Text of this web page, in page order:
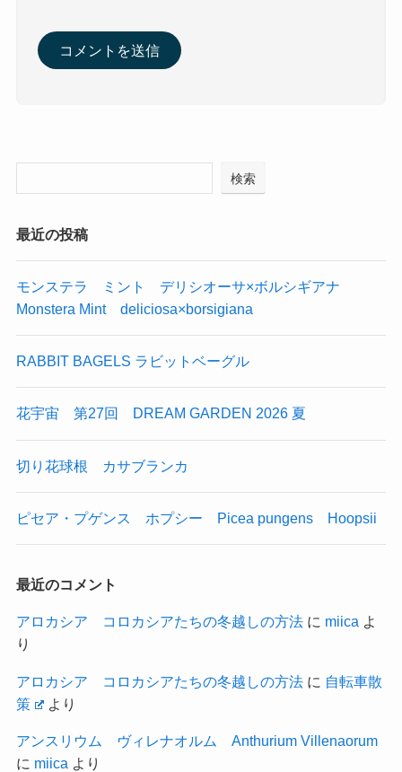
検索
最近の投稿
モンステラ ミント デリシオーサ×ボルシギアナ
Monstera Mint deliciosa×borsigiana
RABBIT BAGELS ラビットベーグル
花宇宙 第27回 DREAM GARDEN 2026 夏
切り花球根 カサブランカ
ピセア・プゲンス ホプシー Picea pungens Hoopsii
最近のコメント
アロカシア コロカシアたちの冬越しの方法に miica よ
り
アロカシア コロカシアたちの冬越しの方法に 自転車散
策
より
アンスリウム ヴィレナオルム Anthurium Villenaorum
に miica より